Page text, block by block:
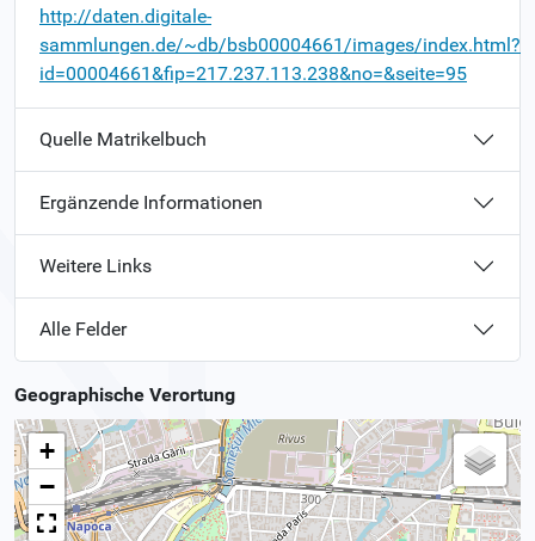
http://daten.digitale-
sammlungen.de/~db/bsb00004661/images/index.html?
id=00004661&fip=217.237.113.238&no=&seite=95
Quelle Matrikelbuch
Ergänzende Informationen
Weitere Links
Alle Felder
Geographische Verortung
+
−